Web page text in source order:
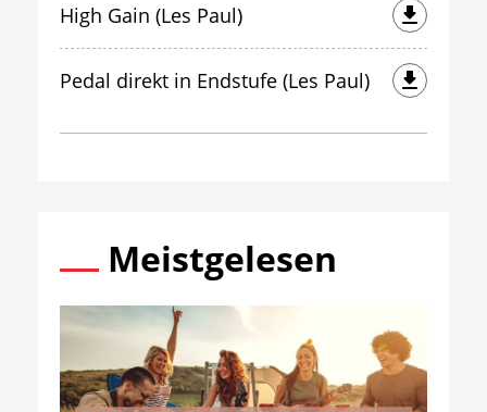
High Gain (Les Paul)
Pedal direkt in Endstufe (Les Paul)
Meistgelesen